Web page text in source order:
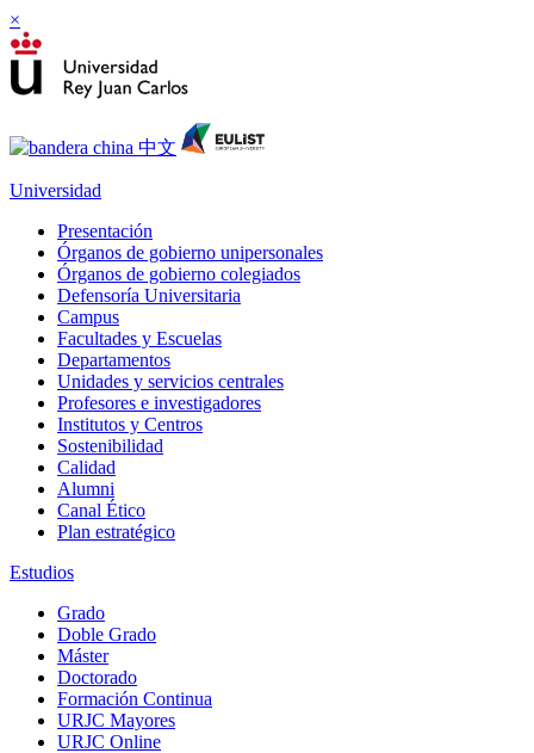
×
Universidad
Presentación
Órganos de gobierno unipersonales
Órganos de gobierno colegiados
Defensoría Universitaria
Campus
Facultades y Escuelas
Departamentos
Unidades y servicios centrales
Profesores e investigadores
Institutos y Centros
Sostenibilidad
Calidad
Alumni
Canal Ético
Plan estratégico
Estudios
Grado
Doble Grado
Máster
Doctorado
Formación Continua
URJC Mayores
URJC Online